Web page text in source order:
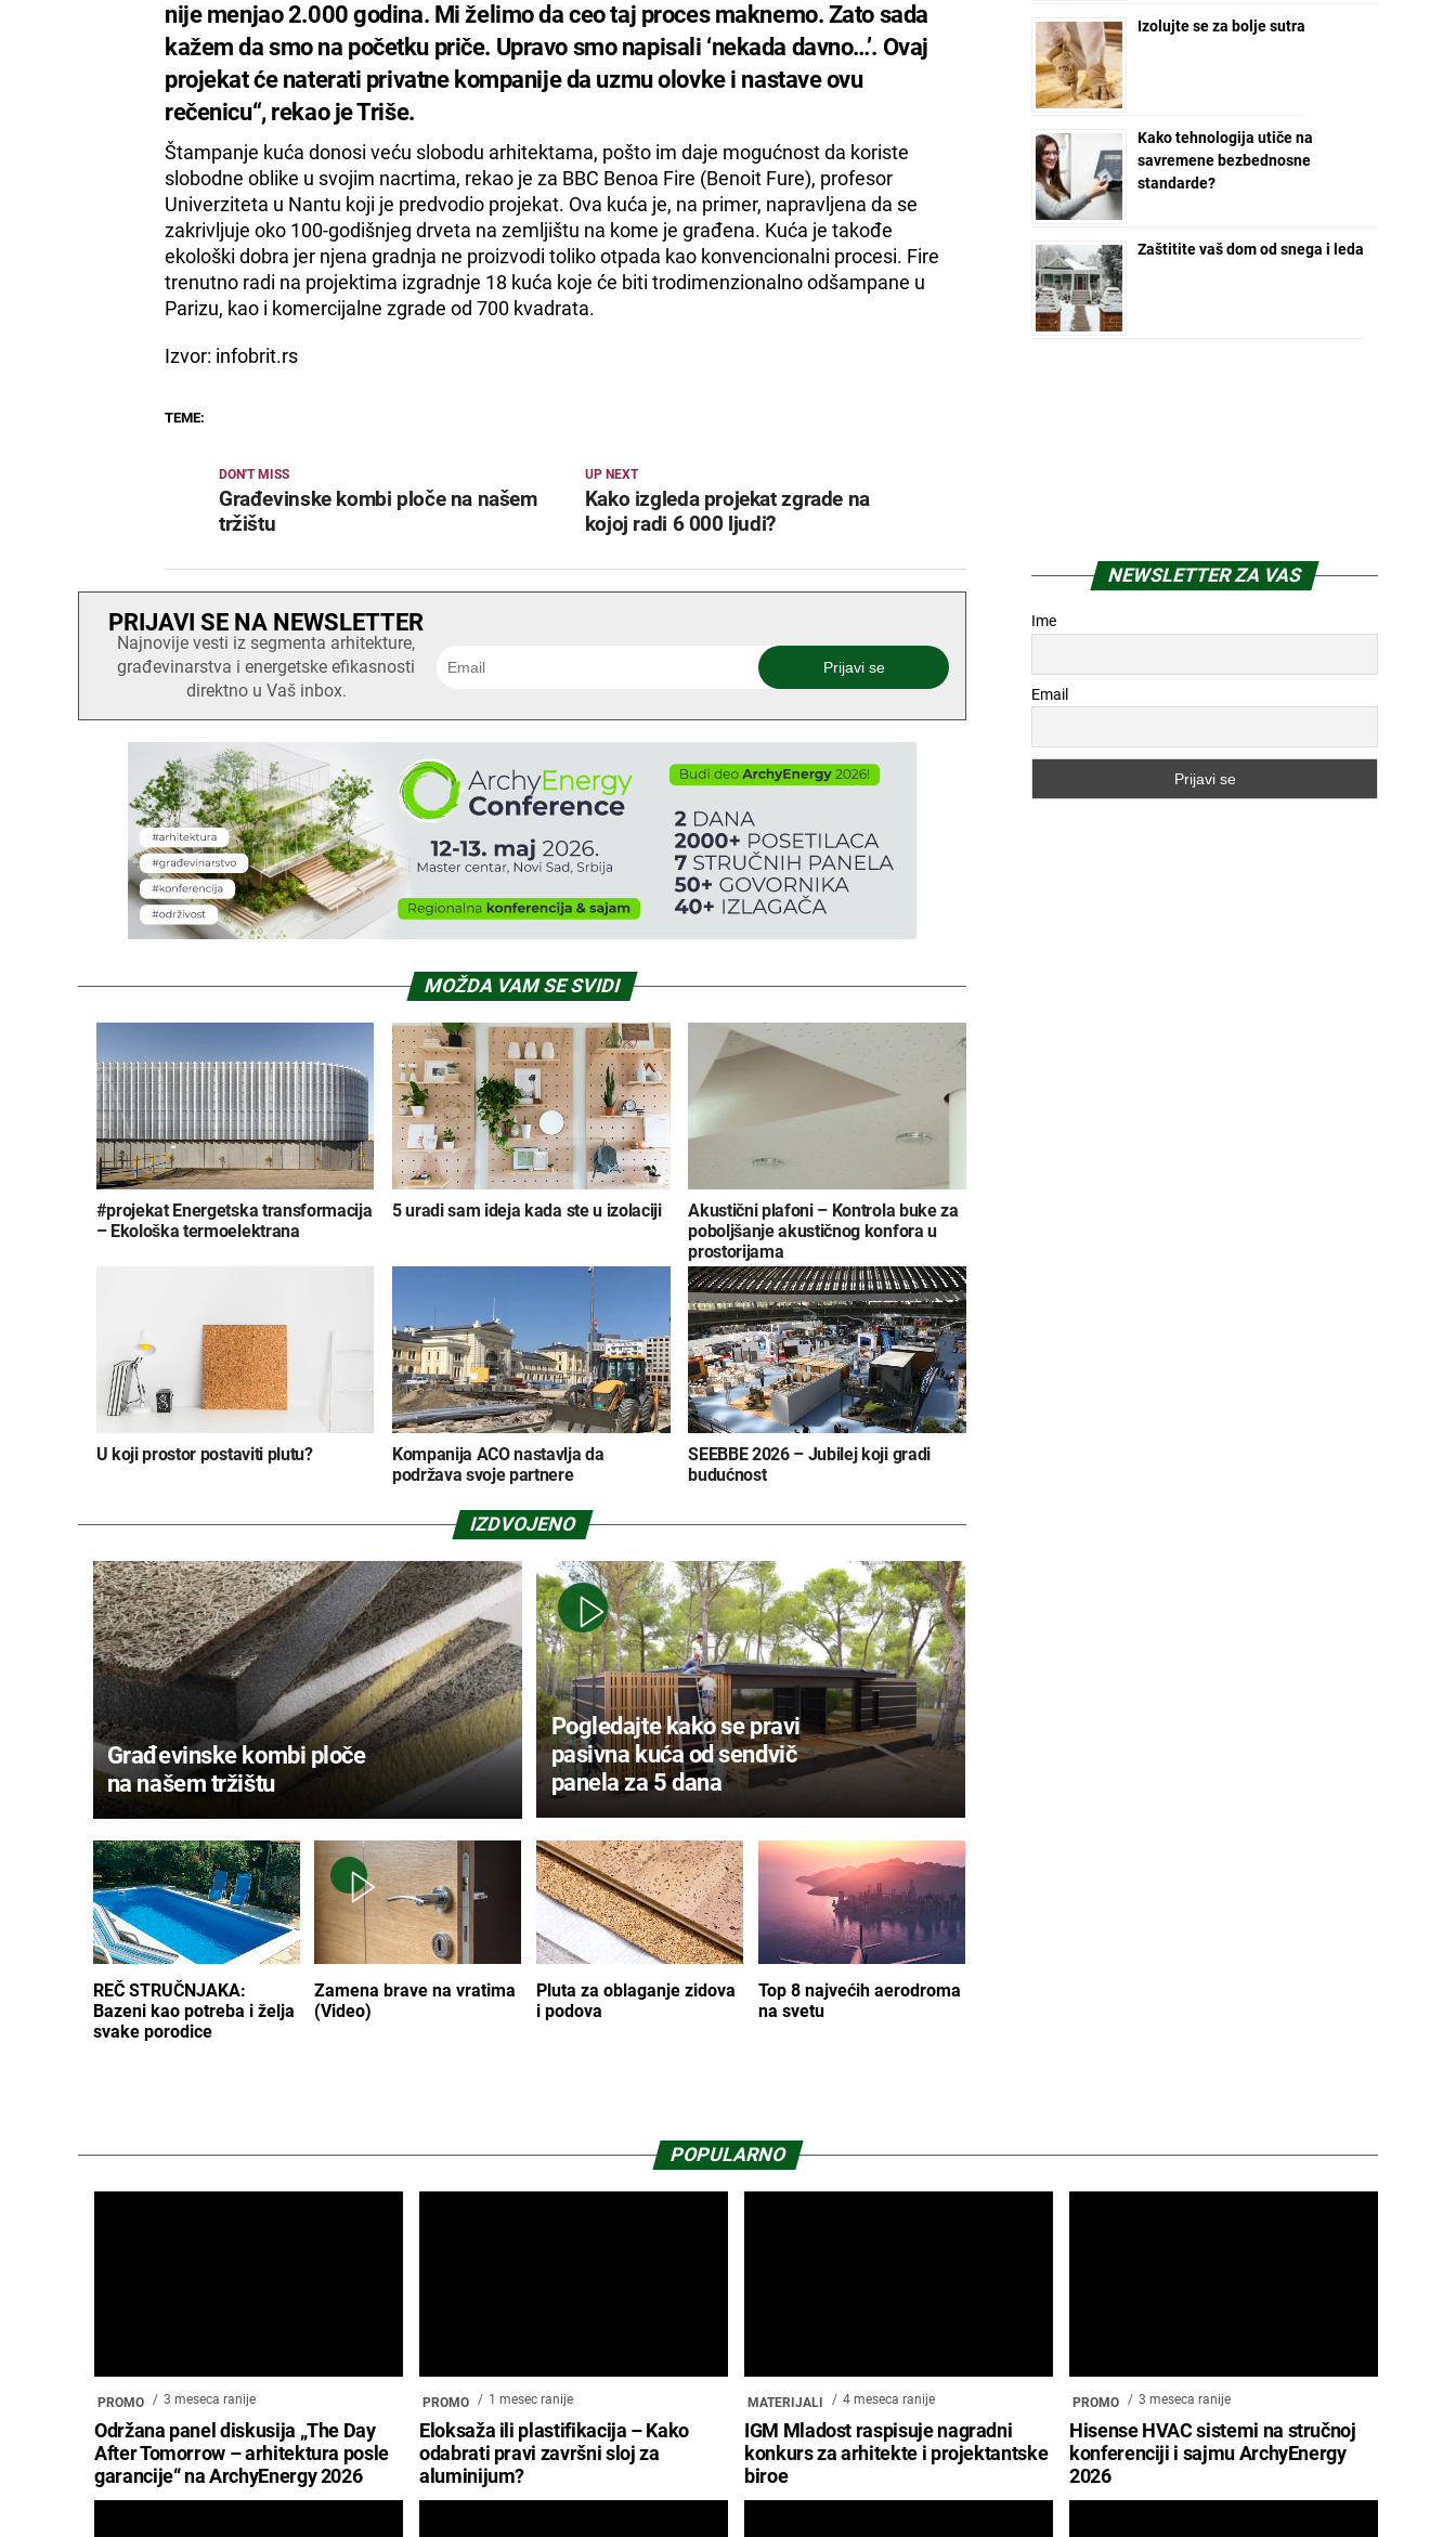
nije menjao 2.000 godina. Mi želimo da ceo taj proces maknemo. Zato sada
kažem da smo na početku priče. Upravo smo napisali ‘nekada davno…’. Ovaj
projekat će naterati privatne kompanije da uzmu olovke i nastave ovu
rečenicu“, rekao je Triše.
Štampanje kuća donosi veću slobodu arhitektama, pošto im daje mogućnost da koriste
slobodne oblike u svojim nacrtima, rekao je za BBC Benoa Fire (Benoit Fure), profesor
Univerziteta u Nantu koji je predvodio projekat. Ova kuća je, na primer, napravljena da se
zakrivljuje oko 100-godišnjeg drveta na zemljištu na kome je građena. Kuća je takođe
ekološki dobra jer njena gradnja ne proizvodi toliko otpada kao konvencionalni procesi. Fire
trenutno radi na projektima izgradnje 18 kuća koje će biti trodimenzionalno odšampane u
Parizu, kao i komercijalne zgrade od 700 kvadrata.
Izvor: infobrit.rs
TEME:
UP NEXT
Kako izgleda projekat zgrade na
kojoj radi 6 000 ljudi?
DON'T MISS
Građevinske kombi ploče na našem
tržištu
PRIJAVI SE NA NEWSLETTER
Najnovije vesti iz segmenta arhitekture,
građevinarstva i energetske efikasnosti
direktno u Vaš inbox.
MOŽDA VAM SE SVIDI
#projekat Energetska transformacija
– Ekološka termoelektrana
5 uradi sam ideja kada ste u izolaciji
Akustični plafoni – Kontrola buke za
poboljšanje akustičnog konfora u
prostorijama
U koji prostor postaviti plutu?
Kompanija ACO nastavlja da
podržava svoje partnere
SEEBBE 2026 – Jubilej koji gradi
budućnost
IZDVOJENO
Građevinske kombi ploče
na našem tržištu
Pogledajte kako se pravi
pasivna kuća od sendvič
panela za 5 dana
REČ STRUČNJAKA:
Bazeni kao potreba i želja
svake porodice
Zamena brave na vratima
(Video)
Pluta za oblaganje zidova
i podova
Top 8 najvećih aerodroma
na svetu
Izolujte se za bolje sutra
Kako tehnologija utiče na
savremene bezbednosne
standarde?
Zaštitite vaš dom od snega i leda
NEWSLETTER ZA VAS
Ime
Email
POPULARNO
PROMO 3 meseca ranije
Održana panel diskusija „The Day
After Tomorrow – arhitektura posle
garancije“ na ArchyEnergy 2026
PROMO 1 mesec ranije
Eloksaža ili plastifikacija – Kako
odabrati pravi završni sloj za
aluminijum?
MATERIJALI 4 meseca ranije
IGM Mladost raspisuje nagradni
konkurs za arhitekte i projektantske
biroe
PROMO 3 meseca ranije
Hisense HVAC sistemi na stručnoj
konferenciji i sajmu ArchyEnergy
2026